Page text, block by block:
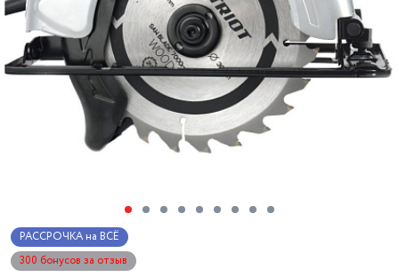
РАССРОЧКА на ВСЁ
300 бонусов за отзыв